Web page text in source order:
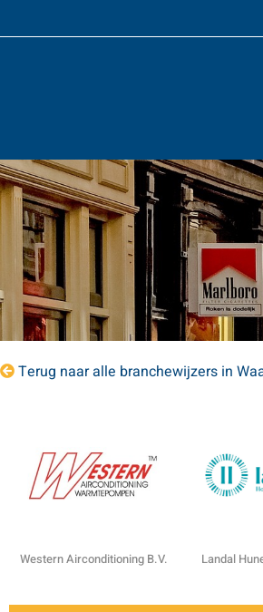
Terug naar alle branchewijzers in
Western Airconditioning B.V. Landal